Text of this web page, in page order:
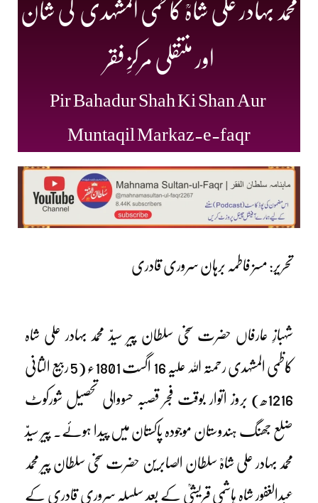
محمد بہادر علی شاہؒ کاظمی المشہدی کی شان
اور منتقلی مرکزِ فقر
Pir Bahadur Shah Ki Shan Aur
Muntaqil Markaz-e-faqr
تحریر: مسز فاطمہ برہان سروری قادری
شہبازِ عارفاں حضرت سخی سلطان پیر سیدّ محمد بہادر علی شاہ
کاظمی المشہدی رحمتہ اللہ علیہ 16 اگست 1801ء (5 ربیع الثانی
1216ھ) بروز اتوار بوقت فجر قصبہ حسووالی تحصیل شورکوٹ
ضلع جھنگ ہندوستان موجودہ پاکستان میں پیدا ہوئے۔ پیر سیدّ
محمد بہادر علی شاہؒ سلطان الصابرین حضرت سخی سلطان پیر محمد
عبدالغفور شاہ ہاشمی قریشیؒ کے بعد سلسلہ سروری قادری کے